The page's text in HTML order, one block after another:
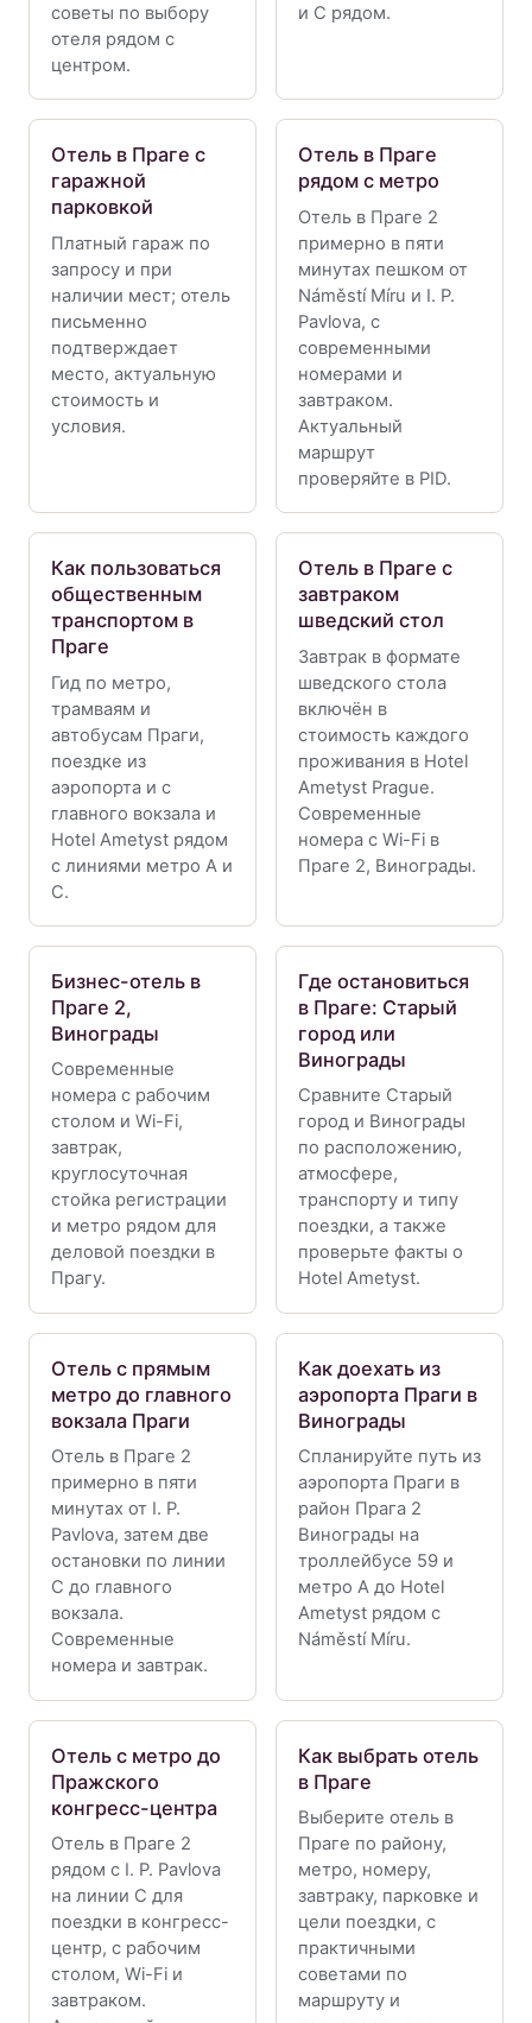
советы по выбору
отеля рядом с
центром.
и C рядом.
Отель в Праге с
гаражной
парковкой
Платный гараж по
запросу и при
наличии мест; отель
письменно
подтверждает
место, актуальную
стоимость и
условия.
Отель в Праге
рядом с метро
Отель в Праге 2
примерно в пяти
минутах пешком от
Náměstí Míru и I. P.
Pavlova, с
современными
номерами и
завтраком.
Актуальный
маршрут
проверяйте в PID.
Как пользоваться
общественным
транспортом в
Праге
Гид по метро,
трамваям и
автобусам Праги,
поездке из
аэропорта и с
главного вокзала и
Hotel Ametyst рядом
с линиями метро A и
C.
Отель в Праге с
завтраком
шведский стол
Завтрак в формате
шведского стола
включён в
стоимость каждого
проживания в Hotel
Ametyst Prague.
Современные
номера с Wi-Fi в
Праге 2, Винограды.
Бизнес-отель в
Праге 2,
Винограды
Современные
номера с рабочим
столом и Wi-Fi,
завтрак,
круглосуточная
стойка регистрации
и метро рядом для
деловой поездки в
Прагу.
Где остановиться
в Праге: Старый
город или
Винограды
Сравните Старый
город и Винограды
по расположению,
атмосфере,
транспорту и типу
поездки, а также
проверьте факты о
Hotel Ametyst.
Отель с прямым
метро до главного
вокзала Праги
Отель в Праге 2
примерно в пяти
минутах от I. P.
Pavlova, затем две
остановки по линии
C до главного
вокзала.
Современные
номера и завтрак.
Как доехать из
аэропорта Праги в
Винограды
Спланируйте путь из
аэропорта Праги в
район Прага 2
Винограды на
троллейбусе 59 и
метро A до Hotel
Ametyst рядом с
Náměstí Míru.
Отель с метро до
Пражского
конгресс-центра
Отель в Праге 2
рядом с I. P. Pavlova
на линии C для
поездки в конгресс-
центр, с рабочим
столом, Wi-Fi и
завтраком.
Как выбрать отель
в Праге
Выберите отель в
Праге по району,
метро, номеру,
завтраку, парковке и
цели поездки, с
практичными
советами по
маршруту и